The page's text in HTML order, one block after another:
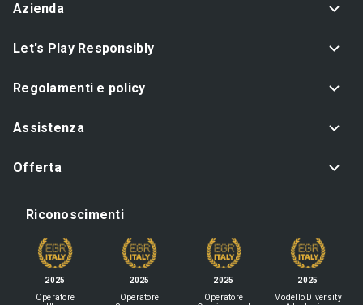
Azienda
Let's Play Responsibly
Regolamenti e policy
Assistenza
Offerta
Riconoscimenti
2025
Operatore
2025
Operatore
2025
Operatore
2025
Modello Diversity